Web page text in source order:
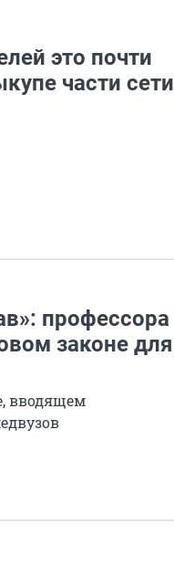
это почти
части сети
профессора
законе для
вводящем